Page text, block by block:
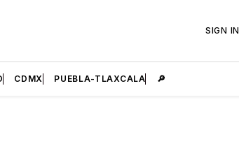
SIGN IN
CDMX PUEBLA-TLAXCALA 🔎